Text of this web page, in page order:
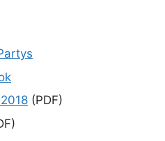
(PDF)